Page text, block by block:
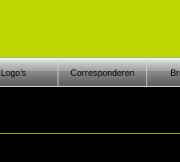
Logo’s Corresponderen